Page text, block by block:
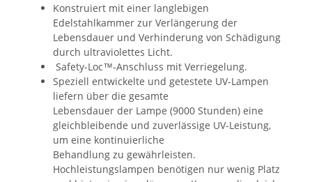
Konstruiert mit einer langlebigen
Edelstahlkammer zur Verlängerung der
Lebensdauer und Verhinderung von Schädigung
durch ultraviolettes Licht.
Safety-Loc™-Anschluss mit Verriegelung.
Speziell entwickelte und getestete UV-Lampen
liefern über die gesamte
Lebensdauer der Lampe (9000 Stunden) eine
gleichbleibende und zuverlässige UV-Leistung,
um eine kontinuierliche
Behandlung zu gewährleisten.
Hochleistungslampen benötigen nur wenig Platz